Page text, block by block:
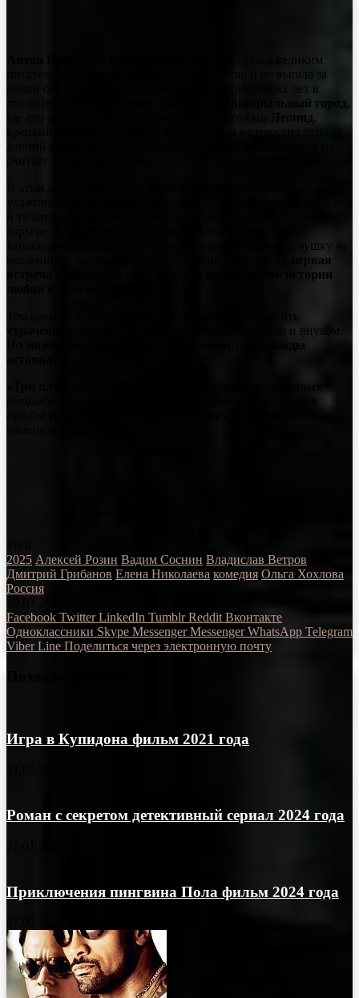
когда-то мечтал стать великим
писателем, но его литературная карьера так и не вышла за
рамки одной удачной детской книги. После долгих лет в
возвращается в родной провинциальный город,
Леонид,
характером Прометея, когда он, ошибочно приняв девушку за
первая
неожиданной истории
и наладить отношения с сыном и внуком.
2025 Алексей Розин Вадим Соснин Владислав Ветров
Дмитрий Грибанов Елена Николаева комедия Ольга Хохлова
Россия
Facebook Twitter LinkedIn Tumblr Reddit Вконтакте
Одноклассники Skype Messenger Messenger WhatsApp Telegram
Viber Line Поделиться через электронную почту
Игра в Купидона фильм 2021 года
Роман с секретом детективный сериал 2024 года
Приключения пингвина Пола фильм 2024 года